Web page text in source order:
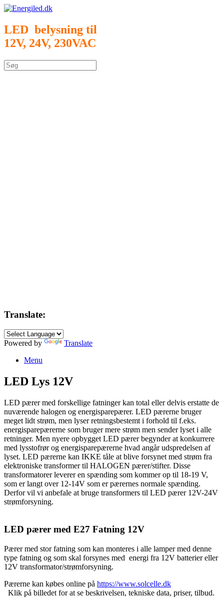
Gå
indhold
LED belysning til
12V, 24V, 230VAC
Søg
efter:
Translate:
Powered by
Translate
Menu
LED Lys 12V
LED pærer med forskellige fatninger kan total eller delvis erstatte de
nuværende halogen og energisparepærer. LED pærerne bruger
meget lidt strøm, men lyser retningsbestemt i forhold til f.eks.
energisparepærerne som bruger mere strøm men sender lyset i alle
retninger. Men nyere opbygget LED pærer begynder at konkurrere
med lysstofrør og energisparepærerne hvad angår udspredelsen af
lyset. LED pærerne kan IKKE tåle at blive forsynet med strøm fra
elektroniske transformer til HALOGEN pærer/stifter. Disse
transformatorer leverer en spænding som kommer op til 18-19 V,
som er langt over 12-14V som er pærernes normale spænding.
Derfor vil vi anbefale at bruge transformers til LED pærer 12V-24V
strømforsyning.
LED pærer med E27 Fatning 12V
Pærer med stor fatning som kan monteres i alle lamper med denne
type fatning og som skal forsynes med energi fra 12V batterier eller
12V transformator/strømforsyning.
Pærerne kan købes online på https://www.solcelle.dk
Klik på billedet for at se beskrivelsen, tekniske data, priser, tilbud.